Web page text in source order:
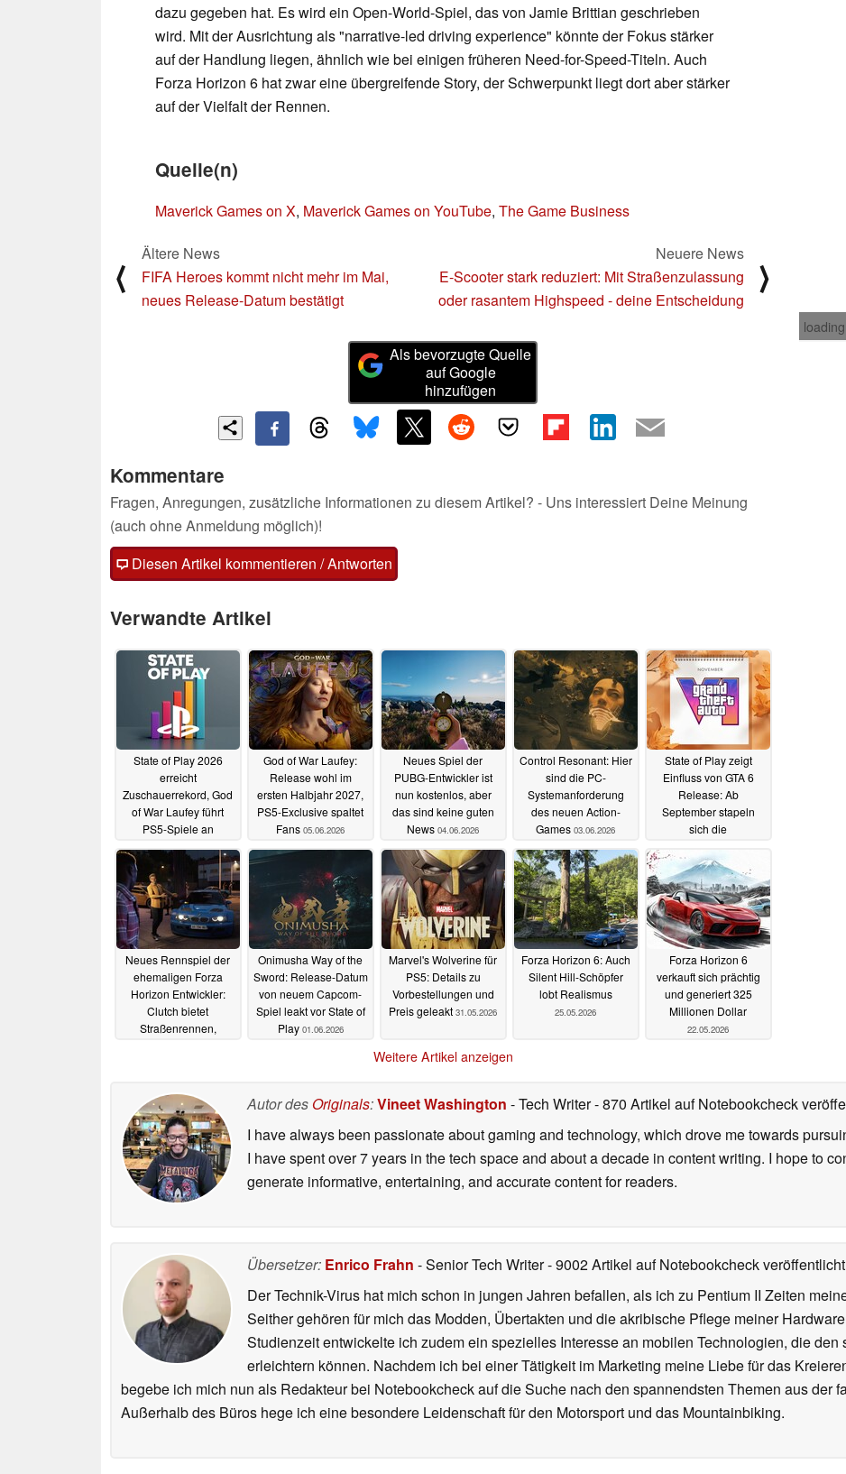
dazu gegeben hat. Es wird ein Open-World-Spiel, das von Jamie Brittian geschrieben
wird. Mit der Ausrichtung als "narrative-led driving experience" könnte der Fokus stärker
auf der Handlung liegen, ähnlich wie bei einigen früheren Need-for-Speed-Titeln. Auch
Forza Horizon 6 hat zwar eine übergreifende Story, der Schwerpunkt liegt dort aber stärker
auf der Vielfalt der Rennen.
Quelle(n)
Maverick Games on X, Maverick Games on YouTube, The Game Business
⟨
Ältere News
FIFA Heroes kommt nicht mehr im Mai,
neues Release-Datum bestätigt
Neuere News
E-Scooter stark reduziert: Mit Straßenzulassung
oder rasantem Highspeed - deine Entscheidung
⟩
Als bevorzugte Quelle
auf Google
hinzufügen
Kommentare
Fragen, Anregungen, zusätzliche Informationen zu diesem Artikel? - Uns interessiert Deine Meinung
(auch ohne Anmeldung möglich)!
Diesen Artikel kommentieren / Antworten
Verwandte Artikel
State of Play 2026
erreicht
Zuschauerrekord, God
of War Laufey führt
PS5-Spiele an
05.06.2026
God of War Laufey:
Release wohl im
ersten Halbjahr 2027,
PS5-Exclusive spaltet
Fans 05.06.2026
Neues Spiel der
PUBG-Entwickler ist
nun kostenlos, aber
das sind keine guten
News 04.06.2026
Control Resonant: Hier
sind die PC-
Systemanforderung
des neuen Action-
Games 03.06.2026
State of Play zeigt
Einfluss von GTA 6
Release: Ab
September stapeln
sich die
Neuveröffentlichungen
03.06.2026
Neues Rennspiel der
ehemaligen Forza
Horizon Entwickler:
Clutch bietet
Straßenrennen,
Onimusha Way of the
Sword: Release-Datum
von neuem Capcom-
Spiel leakt vor State of
Play 01.06.2026
Marvel's Wolverine für
PS5: Details zu
Vorbestellungen und
Preis geleakt 31.05.2026
Forza Horizon 6: Auch
Silent Hill-Schöpfer
lobt Realismus
25.05.2026
Forza Horizon 6
verkauft sich prächtig
und generiert 325
Millionen Dollar
22.05.2026
Weitere Artikel anzeigen
Autor des Originals:Vineet Washington - Tech Writer- 870 Artikel auf Notebookcheck
I have always been passionate about gaming and technology, which drove me towards
I have spent over 7 years in the tech space and about a decade in content writing. I hope to
generate informative, entertaining, and accurate content for readers.
Übersetzer: Enrico Frahn - Senior Tech Writer- 9002 Artikel auf Notebookcheck veröffentlicht
Der Technik-Virus hat mich schon in jungen Jahren befallen, als ich zu Pentium II Zeiten
Seither gehören für mich das Modden, Übertakten und die akribische Pflege meiner
Studienzeit entwickelte ich zudem ein spezielles Interesse an mobilen Technologien, die
erleichtern können. Nachdem ich bei einer Tätigkeit im Marketing meine Liebe für das
begebe ich mich nun als Redakteur bei Notebookcheck auf die Suche nach den spannendsten Themen aus der
Außerhalb des Büros hege ich eine besondere Leidenschaft für den Motorsport und das Mountainbiking.